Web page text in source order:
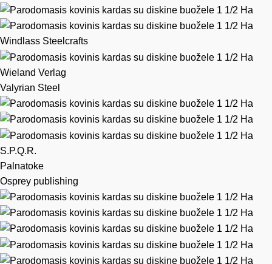
Windlass Steelcrafts
Wieland Verlag
Valyrian Steel
S.P.Q.R.
Palnatoke
Osprey publishing